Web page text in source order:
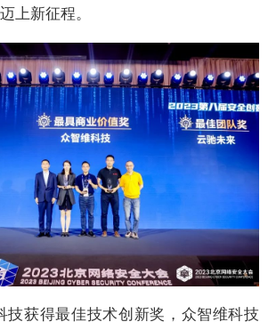
上新征程。
获得最佳技术创新奖，众智维科技